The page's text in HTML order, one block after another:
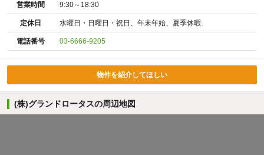
営業時間 9:30～18:30
定休日 水曜日・日曜日・祝日、年末年始、夏季休暇
電話番号 03-6666-9205
物件を紹介してほしい
(株)グランドロータスの周辺地図